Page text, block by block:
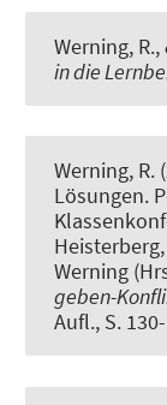
Werning, R.,
in die
Werning, R.
Lösungen.
Werning
geben-
Aufl., S.